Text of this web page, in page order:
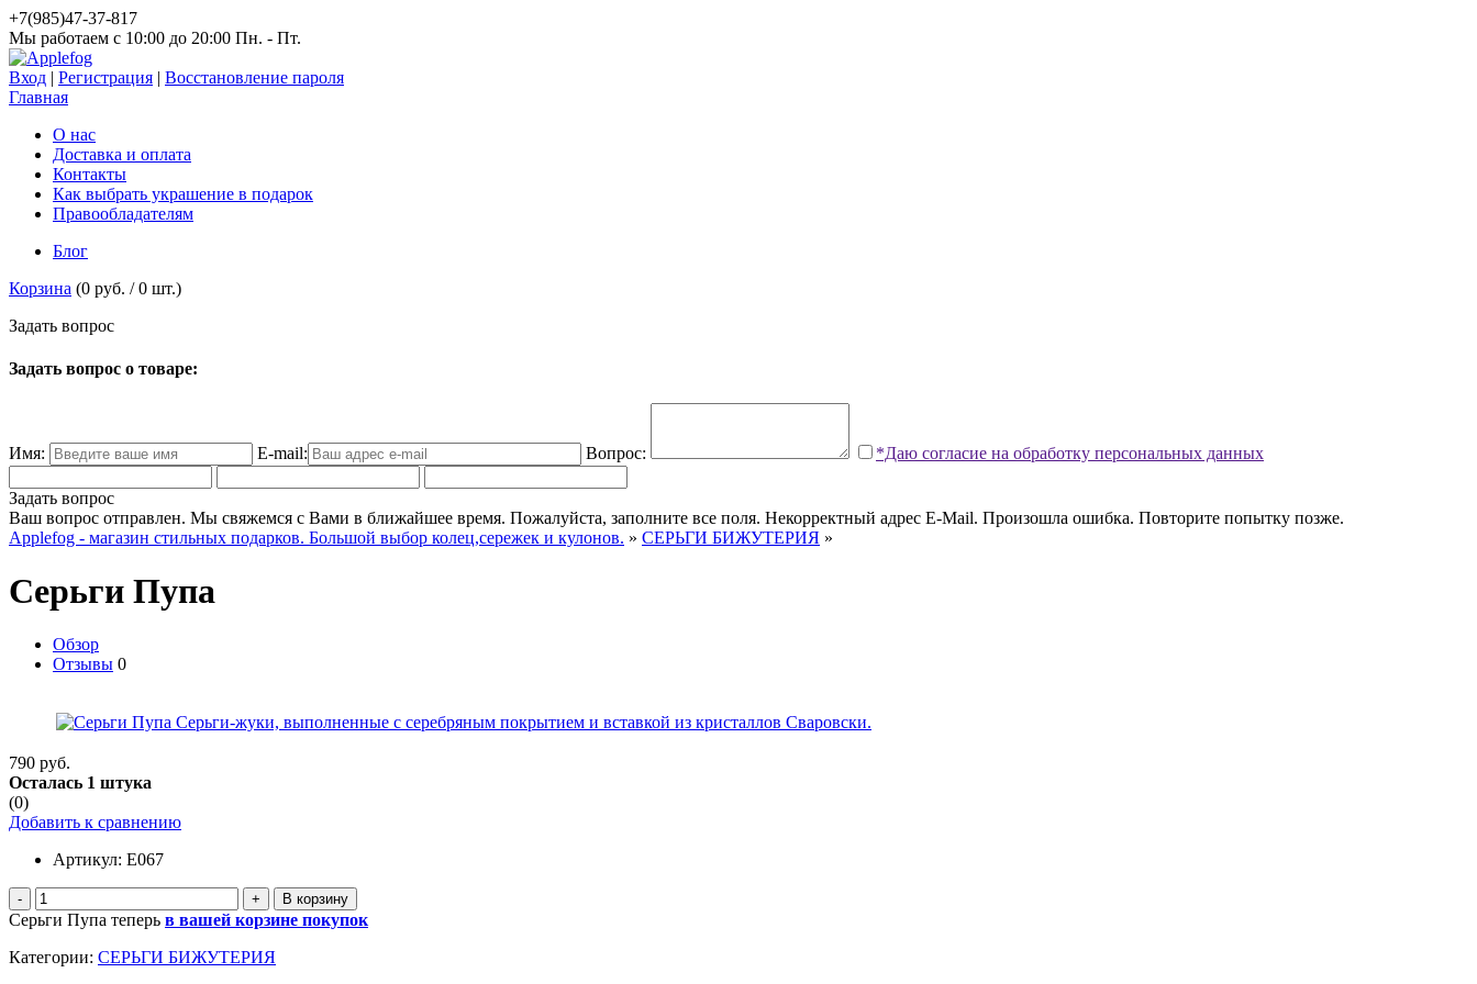
+7(985)47-37-817
Мы работаем c 10:00 до 20:00 Пн. - Пт.
Вход | Регистрация | Восстановление пароля
Главная
О нас
Доставка и оплата
Контакты
Как выбрать украшение в подарок
Правообладателям
Блог
Корзина (0 руб. /0 шт.)
Задать вопрос
Задать вопрос о товаре:
Имя: E-mail: Вопрос: *Даю согласие на обработку персональных данных
Задать вопрос
Ваш вопрос отправлен. Мы свяжемся с Вами в ближайшее время. Пожалуйста, заполните все поля. Некорректный адрес E-Mail. Произошла ошибка. Повторите попытку позже.
Applefog - магазин стильных подарков. Большой выбор колец,сережек и кулонов. » СЕРЬГИ БИЖУТЕРИЯ »
Серьги Пупа
Обзор
Отзывы 0
790 руб.
Осталась 1 штука
(0)
Добавить к сравнению
Артикул: E067
- +
Серьги Пупа теперь в вашей корзине покупок
Категории: СЕРЬГИ БИЖУТЕРИЯ